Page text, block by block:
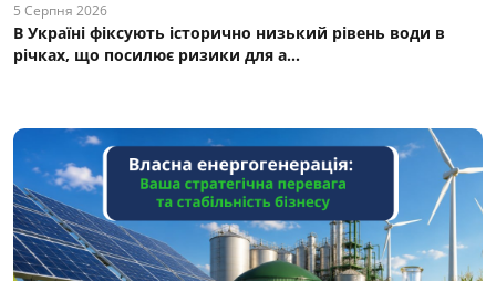
5 Серпня 2026
В Україні фіксують історично низький рівень води в
річках, що посилює ризики для а...